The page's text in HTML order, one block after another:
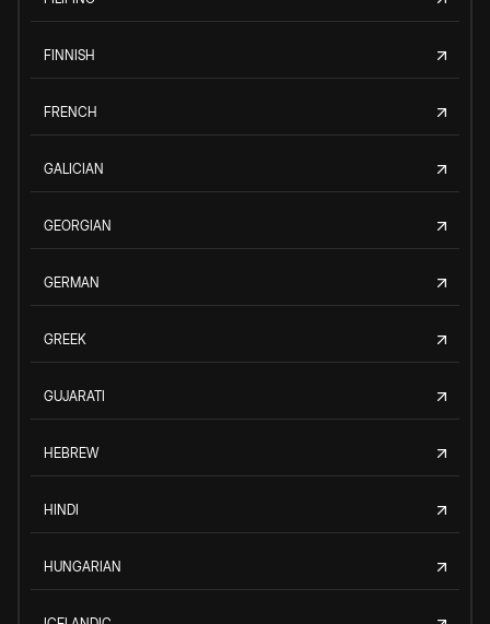
FINNISH
FRENCH
GALICIAN
GEORGIAN
GERMAN
GREEK
GUJARATI
HEBREW
HINDI
HUNGARIAN